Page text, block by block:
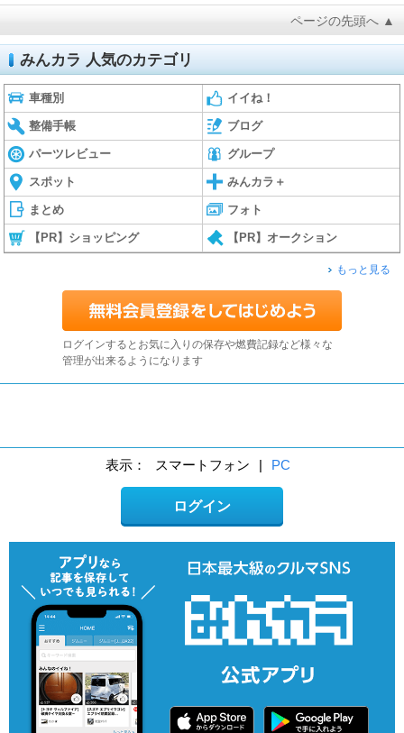
ページの先頭へ ▲
みんカラ 人気のカテゴリ
車種別 イイね！
整備手帳 ブログ
パーツレビュー グループ
スポット みんカラ＋
まとめ フォト
【PR】ショッピング 【PR】オークション
もっと見る
ログインするとお気に入りの保存や燃費記録など様々な
管理が出来るようになります
表示： スマートフォン | PC
ログイン